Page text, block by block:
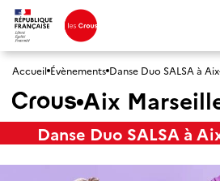
Accueil Évènements Danse Duo SALSA à
Aix
Danse Duo SALSA à